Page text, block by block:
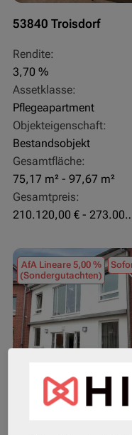
53840 Troisdorf
Rendite:
3,70 %
Assetklasse:
Pflegeapartment
Objekteigenschaft:
Bestandsobjekt
Gesamtfläche:
75,17 m² - 97,67 m²
Gesamtpreis:
210.120,00 € -
AfA Lineare 5,00 %
(Sondergutachten)